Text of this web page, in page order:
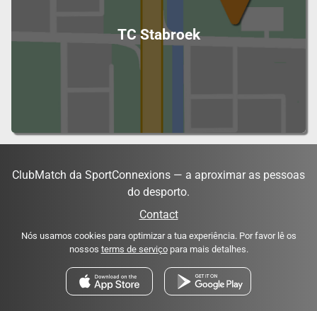
TC Stabroek
ClubMatch da SportConnexions — a aproximar as pessoas
do desporto.
Contact
Nós usamos cookies para optimizar a tua experiência. Por favor lê os
nossos terms de serviçopara mais detalhes.